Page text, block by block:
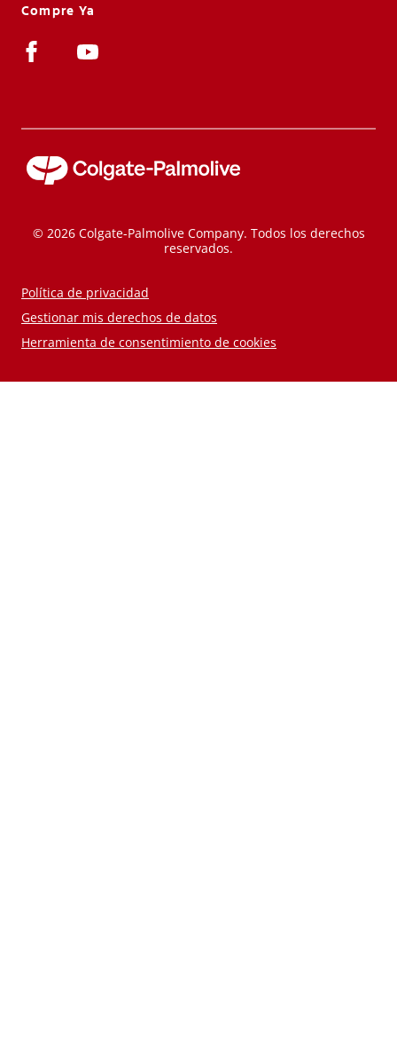
Compre Ya
© 2026 Colgate-Palmolive Company. Todos los derechos
reservados.
Política de privacidad
Gestionar mis derechos de datos
Herramienta de consentimiento de cookies